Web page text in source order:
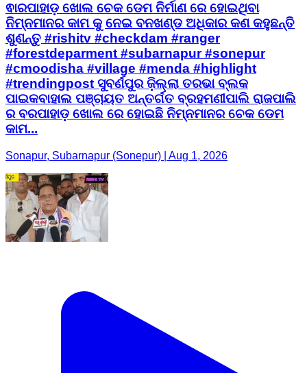
ଵାରପାହାଡ଼ ଖୋଲ ଚେକ ଡେମ ନିର୍ମାଣ ରେ ହୋଇଥିବା
ନିମ୍ନମାନର କାମ କୁ ନେଇ ବନଖଣ୍ଡ ଅଧିକାର କଣ କହୁଛନ୍ତି
ଶୁଣନ୍ତୁ #rishitv #checkdam #ranger
#forestdeparment #subarnapur #sonepur
#cmoodisha #village #menda #highlight
#trendingpost ସୁବର୍ଣପୁର ଜ଼ିଲ୍ଲା ତରଭା ବ୍ଲକ
ପାଇକବାହାଲ ପଞ୍ଚାୟତ ଅନ୍ତର୍ଗତ ବ୍ରହମଣୀପାଲି ରାଜପାଲି
ର ବରପାହାଡ଼ ଖୋଲ ରେ ହୋଇଛି ନିମ୍ନମାନର ଚେକ ଡେମ
କାମ...
Sonapur, Subarnapur (Sonepur) | Aug 1, 2026